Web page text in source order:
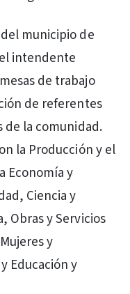
municipio de
intendente
de trabajo
de referentes
la comunidad.
la Producción y el
Economía y
Ciencia y
Obras y Servicios
y
Educación y